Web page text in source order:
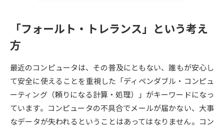
幼稚園教員資格認定試験 小学校教員資格認定試験
高等学校（情報）教員資格認定
大学研究 大学検索
「フォールト・トレランス」という考え
方
最近のコンピュータは、その普及にともない、誰もが安心し
て安全に使えることを重視した「ディペンダブル・コンピュ
ーティング（頼りになる計算・処理）」がキーワードになっ
ています。コンピュータの不具合でメールが届かない、大事
なデータが失われるということはあってはなりません。コン